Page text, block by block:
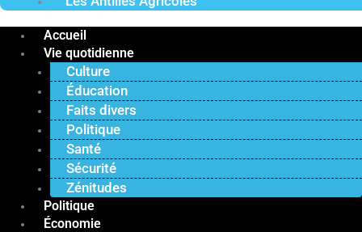
Accueil
Vie quotidienne
Culture
Éducation
Faits divers
Politique
Santé
Sécurité
Zénitudes
Politique
Économie